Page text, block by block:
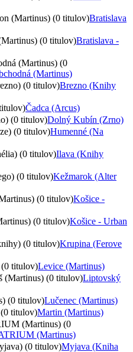
(Martinus) (0 titulov)Bratislava
(0 titulov)Bratislava -
(Martinus) (0
(Martinus)
(0 titulov)Brezno (Knihy
Čadca (Arcus)
(0 titulov)Dolný Kubín (Zrno)
(0 titulov)Humenné (Na
(0 titulov)Ilava (Knihy
(0 titulov)Kežmarok (Alter
(0 titulov)Košice -
(0 titulov)Košice - Urban
(0 titulov)Krupina (Ferove
titulov)Levice (Martinus)
(Martinus) (0 titulov)Liptovský
(0 titulov)Lučenec (Martinus)
titulov)Martin (Martinus)
(Martinus) (0
(Martinus)
(0 titulov)Myjava (Kniha